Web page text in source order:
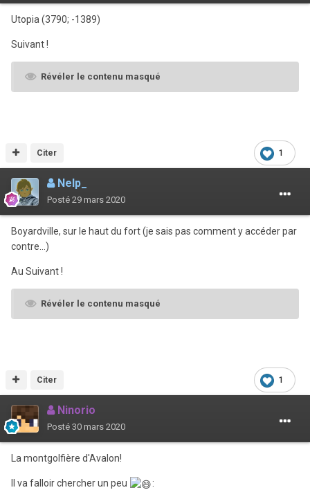
Utopia (3790; -1389)
Suivant!
Révéler le contenu masqué
1
Citer
Nelp_
Posté 29 mars 2020
Boyardville, sur le haut du fort (je sais pas comment y accéder par
contre...)
Au Suivant !
Révéler le contenu masqué
1
Citer
Ninorio
Posté 30 mars 2020
La montgolfière d'Avalon!
Il va falloir chercher un peu :